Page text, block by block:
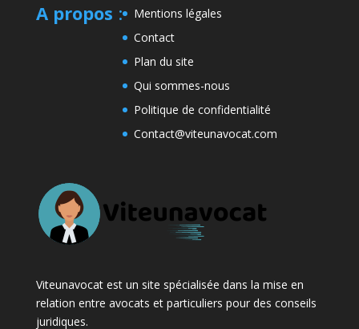
A propos :
Mentions légales
Contact
Plan du site
Qui sommes-nous
Politique de confidentialité
Contact@viteunavocat.com
Viteunavocat est un site spécialisée dans la mise en
relation entre avocats et particuliers pour des conseils
juridiques.